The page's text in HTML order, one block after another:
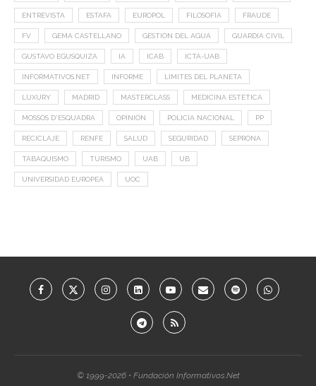
ENTREVISTA ESTAFA EUROPOL FILOSOFÍA FRAUDE
FV GEMA CASTELLANO GESTION DEL AGUA GUARDIA CIVIL
GUSTAVO EGUSQUIZA IA ICAB ICTA-UAB
INFORMATIVOS.NET INFORME LIMITES DEL PLANETA
LUXURY MADRID MASTERCLASS MEDICINA ESTÉTICA
MOSSOS D'ESQUADRA OPINIÓN POLICÍA NACIONAL PP
RECICLAJE RENFE SALUD SEGURIDAD SEPRONA
TABAQUISMO TURISMO UAB UB
UNIVERSIDAD EUROPEA UOC
© 1999-2026 • Fundación Informativos.Net